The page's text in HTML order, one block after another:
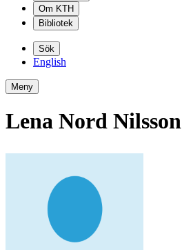
Om KTH
Bibliotek
Sök
English
Meny
Lena Nord Nilsson